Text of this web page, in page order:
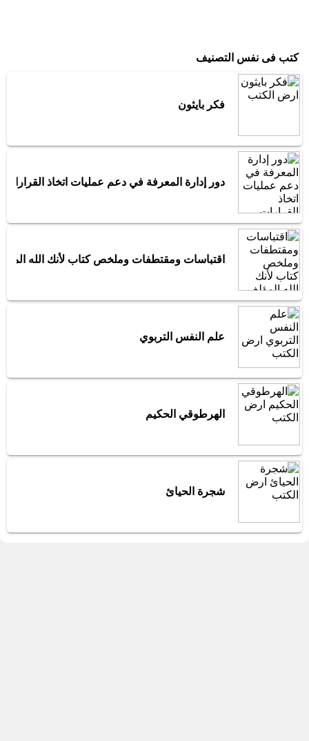
كتب فى نفس التصنيف
فكر بايثون
دور إدارة المعرفة في دعم عمليات اتخاذ القرارات
اقتباسات ومقتطفات وملخص كتاب لأنك الله
علم النفس التربوي
الهرطوقي الحكيم
شجرة الحيائ